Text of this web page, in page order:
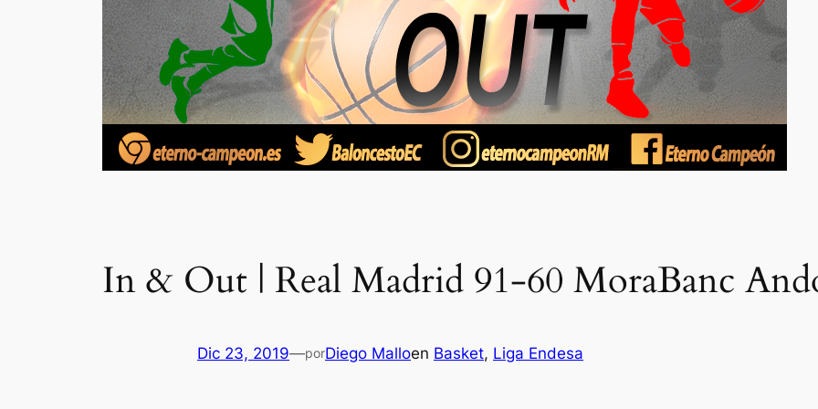
In & Out | Real Madrid 91-60 MoraBanc
Dic 23, 2019—porDiego Malloen Basket, Liga Endesa